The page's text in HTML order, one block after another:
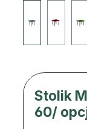
Stolik
60/